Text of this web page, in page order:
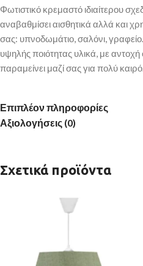
Φωτιστικό κρεμαστό ιδιαίτερου
αναβαθμίσει αισθητικά αλλά και
σας: υπνοδωμάτιο, σαλόνι,
υψηλής ποιότητας υλικά, με
παραμείνει μαζί σας για πολύ
Επιπλέον πληροφορίες
Αξιολογήσεις (0)
Σχετικά προϊόντα